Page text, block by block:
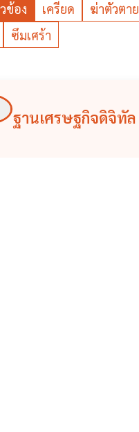
ข้อง เครียด ฆ่าตัวตาย
ซึมเศร้า
ฐานเศรษฐกิจดิจิทัล